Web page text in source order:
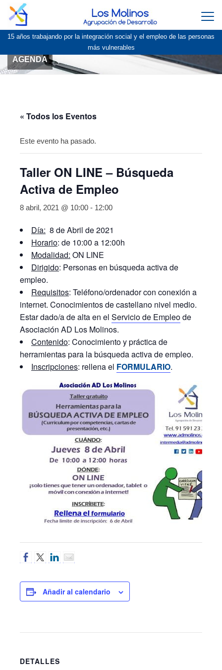
15 años trabajando por la integración social y el empleo de las personas
más vulnerables
AGENDA
« Todos los Eventos
Este evento ha pasado.
Taller ON LINE – Búsqueda
Activa de Empleo
8 abril, 2021 @ 10:00 - 12:00
Día: 8 de Abril de 2021
Horario: de 10:00 a 12:00h
Modalidad: ON LINE
Dirigido: Personas en búsqueda activa de
empleo.
Requisitos: Teléfono/ordenador con conexión a
internet. Conocimientos de castellano nivel medio.
Estar dado/a de alta en el Servicio de Empleode
Asociación AD Los Molinos.
Contenido: Conocimiento y práctica de
herramientas para la búsqueda activa de empleo.
Inscripciones: rellena el FORMULARIO.
Añadir al calendario
DETALLES